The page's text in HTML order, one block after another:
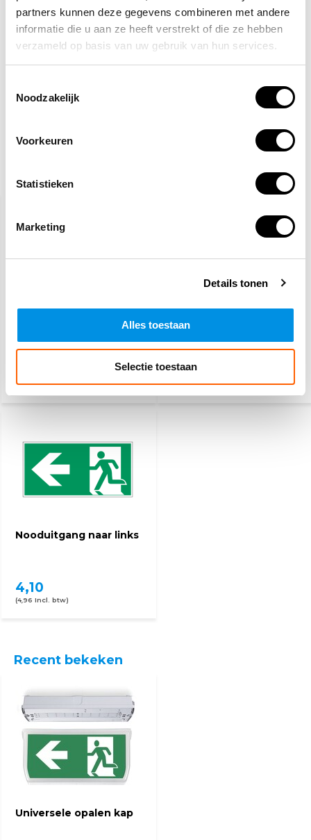
partners kunnen deze gegevens combineren met andere
informatie die u aan ze heeft verstrekt of die ze hebben
verzameld op basis van uw gebruik van hun services.
Noodzakelijk
Voorkeuren
Statistieken
Marketing
Details tonen
Alles toestaan
Selectie toestaan
Veiligheidspictogrammen
Totaalbedrag: 22,50
TIP!
Gerelateerde producten
(11,13 Incl. btw)
Nooduitgang rechtdoor
4,10
(4,96 Incl. btw)
Nooduitgang naar links
4,10
(4,96 Incl. btw)
Recent bekeken
Universele opalen kap